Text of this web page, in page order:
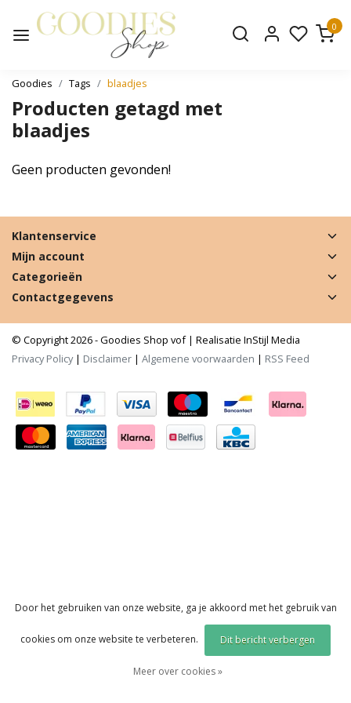
0
Goodies Tags blaadjes
Producten getagd met
blaadjes
Geen producten gevonden!
Klantenservice
Mijn account
Categorieën
Contactgegevens
© Copyright 2026 - Goodies Shop vof | Realisatie InStijl Media
Privacy Policy| Disclaimer | Algemene voorwaarden | RSS Feed
Door het gebruiken van onze website, ga je akkoord met het gebruik van
cookies om onze website te verbeteren. Dit bericht verbergen
Meer over cookies »